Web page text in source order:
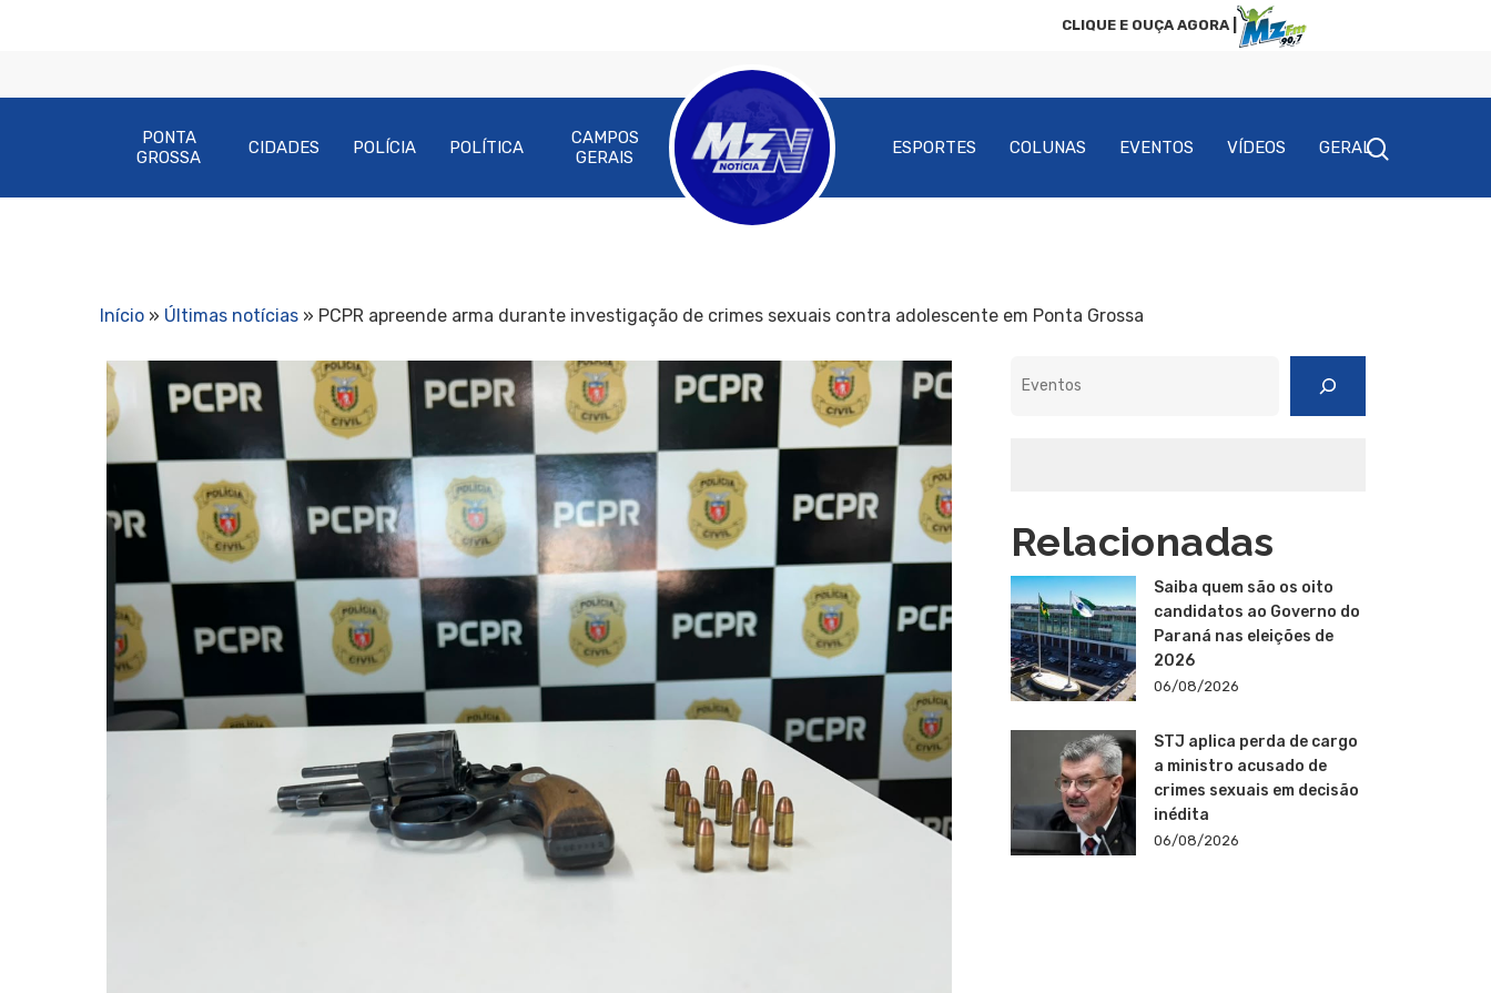
CLIQUE E OUÇA AGORA |
Pressione Enter para pesquisar ou ESC para fechar
PONTA
GROSSA
CIDADES POLÍCIA POLÍTICA
CAMPOS
GERAIS
ESPORTES COLUNAS EVENTOS VÍDEOS GERAL
Início » Últimas notícias » PCPR apreende arma durante investigação de crimes sexuais contra adolescente em Ponta Grossa
Relacionadas
Saiba quem são os oito
candidatos ao Governo do
Paraná nas eleições de
2026
06/08/2026
STJ aplica perda de cargo
a ministro acusado de
crimes sexuais em decisão
inédita
06/08/2026